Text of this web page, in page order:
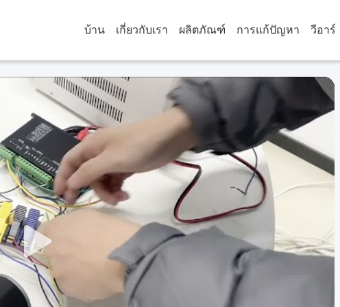
บ้าน เกี่ยวกับเรา ผลิตภัณฑ์ การแก้ปัญหา วีอาร์